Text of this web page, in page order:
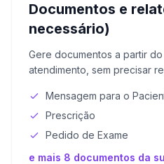
Documentos e
necessário)
Gere documentos a partir
atendimento, sem precisar
Mensagem para o
Prescrição
Pedido de Exame
e mais 8 documentos da